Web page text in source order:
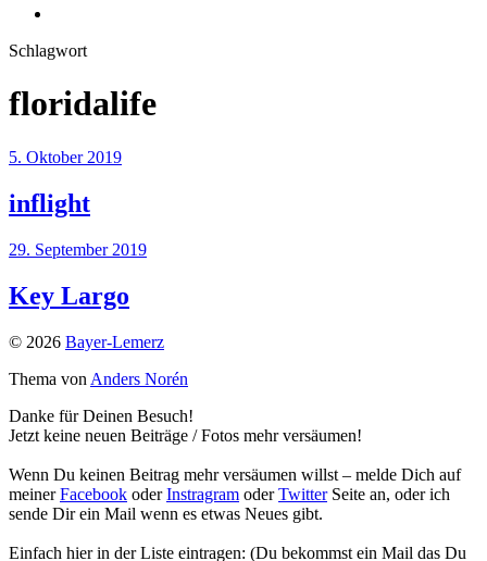
Schlagwort
floridalife
5. Oktober 2019
inflight
29. September 2019
Key Largo
© 2026 Bayer-Lemerz
Thema von Anders Norén
Danke für Deinen Besuch!
Jetzt keine neuen Beiträge / Fotos mehr versäumen!
Wenn Du keinen Beitrag mehr versäumen willst – melde Dich auf
meinerFacebook oderInstragram oderTwitterSeite an, oder ich
sende Dir ein Mail wenn es etwas Neues gibt.
Einfach hier in der Liste eintragen: (Du bekommst ein Mail das Du